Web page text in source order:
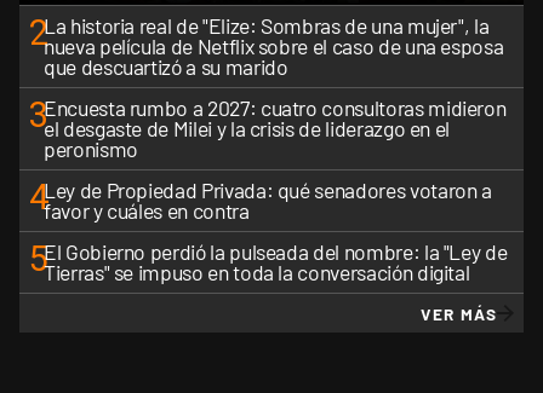
2La historia real de "Elize: Sombras de una mujer", la
nueva película de Netflix sobre el caso de una esposa
que descuartizó a su marido
3Encuesta rumbo a 2027: cuatro consultoras midieron
el desgaste de Milei y la crisis de liderazgo en el
peronismo
4Ley de Propiedad Privada: qué senadores votaron a
favor y cuáles en contra
5El Gobierno perdió la pulseada del nombre: la "Ley de
Tierras" se impuso en toda la conversación digital
VER MÁS